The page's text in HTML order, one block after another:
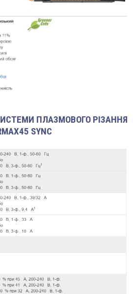
ПЛАЗМОВОГО РІЗАННЯ
SYNC